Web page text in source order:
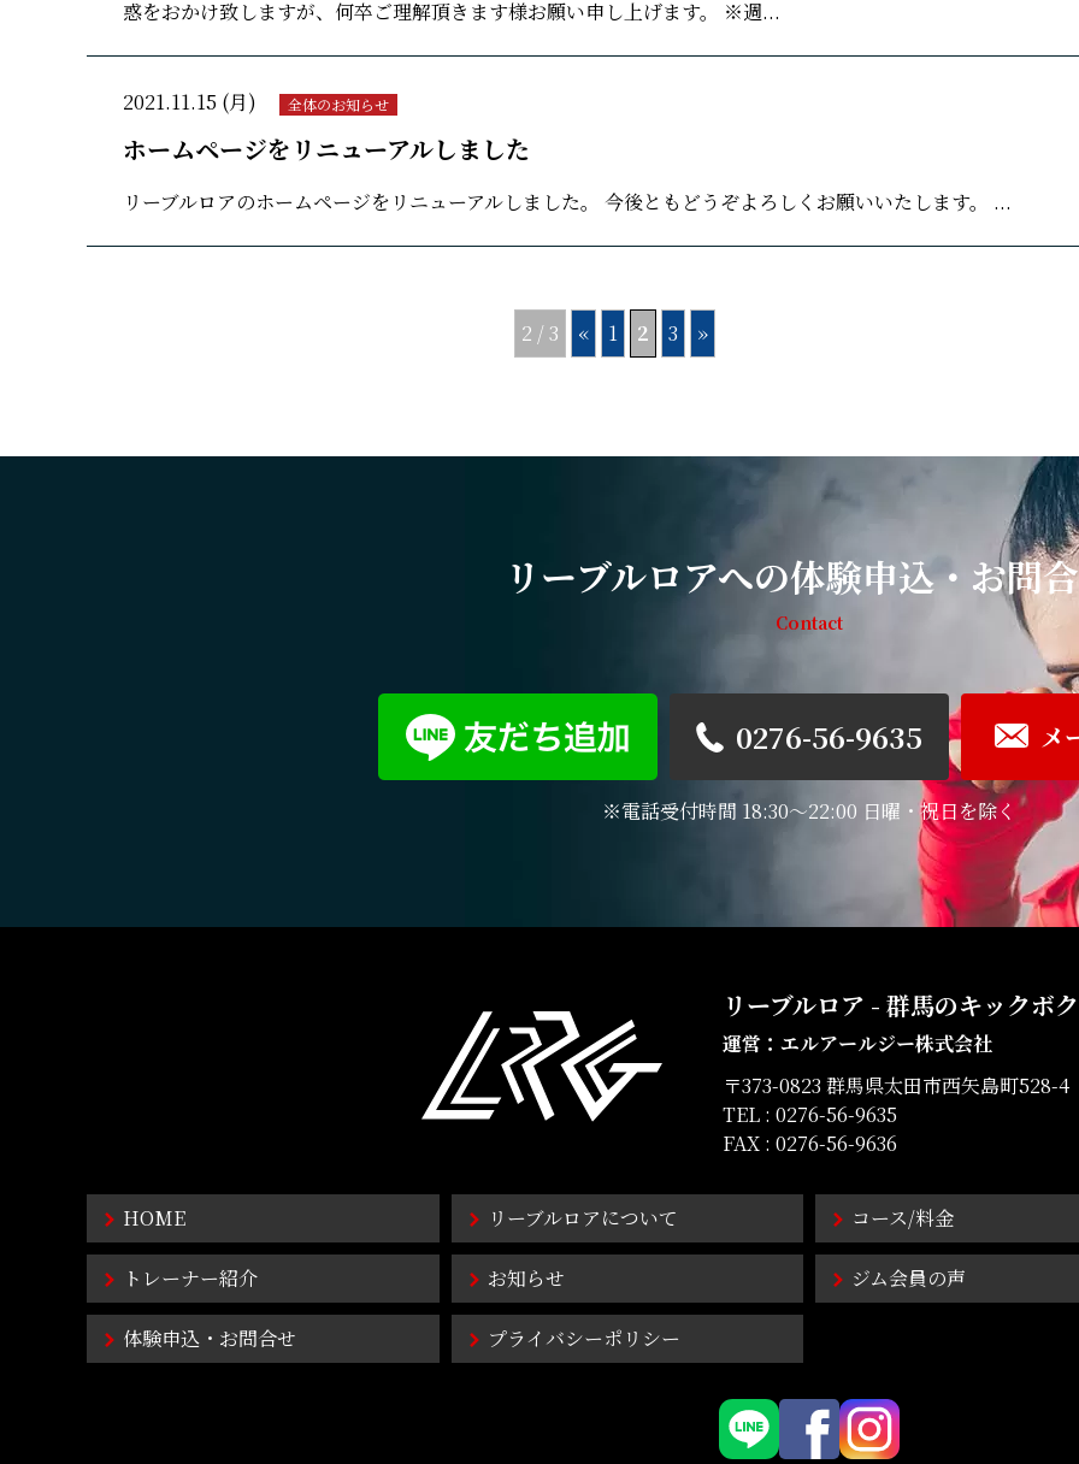
惑をおかけ致しますが、何卒ご理解頂きます様お願い申し上げます。 ※週...
2021.11.15 (月) 全体のお知らせ
ホームページをリニューアルしました
リーブルロアのホームページをリニューアルしました。 今後ともどうぞよろしくお願いいたします。 ...
2 / 3 « 1 2 3 »
リーブルロアへの体験申込・お問
Contact
0276-56-9635 メ
※電話受付時間 18:30～22:00 日曜・祝日を除く
リーブルロア 群馬のキックボ
運営：エルアールジー株式会社
〒373-0823 群馬県太田市西矢島町528-4
TEL : 0276-56-9635
FAX : 0276-56-9636
HOME リーブルロアについて コース/料金
トレーナー紹介 お知らせ ジム会員の声
体験申込・お問合せ プライバシーポリシー